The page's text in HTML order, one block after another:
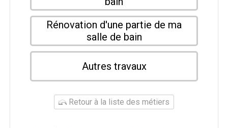
Rénovation d'une partie de ma
salle de bain
Autres travaux
Retour à la liste des métiers